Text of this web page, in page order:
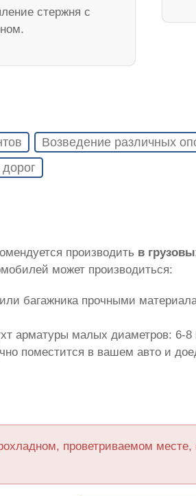
стержня с
Возведение различных
производить в
может производиться:
багажника прочными
арматуры малых диаметров:
поместится в вашем авто и
проветриваемом